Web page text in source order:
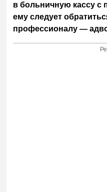
в больничную кассу с
ему следует
профессионалу —